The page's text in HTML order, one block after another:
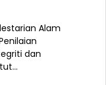
Alam
dan